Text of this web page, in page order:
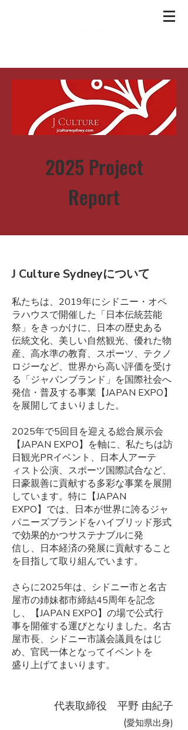
2025 Project
Report
​J Culture Sydneyについて
私たちは、2019年にシドニー・オペ
ラハウスで開催した「日本伝統芸能
祭」をきっかけに、日本の歴史ある
伝統文化、美しい自然観光、優れた物
産、高水準の教育、スポーツ、テクノ
ロジーなど、世界から高い評価を受け
る「ジャパンブランド」を国際社会へ
発信・普及する事業【JAPAN EXPO】
を展開してまいりました。
2025年で5回目を迎える総合展示会
【JAPAN EXPO】を軸に、私たちは訪
日観光PRイベント、日本人アーテ
ィスト公演、スポーツ国際試合など、
日豪親善に貢献する多彩な事業を展開
しています。特に【JAPAN
EXPO】では、日本が世界に誇るジャ
パニーズブランドをハイブリッド形式
で効果的かつサステナブルに発
信し、日本経済の発展に貢献すること
を目指して取り組んでいます。
さらに2025年は、シドニー市と名古
屋市の姉妹都市締結45周年を記念
し、【JAPAN EXPO】の場で公式行
事を開催する運びとなりました。名古
屋市長、シドニー市議会議員をはじ
め、官民一体となってイベントを
盛り上げてまいります。
代表取締役 平野 由紀子
​(愛知県出身)